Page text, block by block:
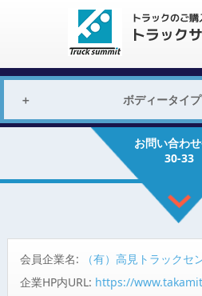
ボディータイ
お問い合わ
30-33
会員企業名:
（有）高見トラックセ
企業HP内URL: https://